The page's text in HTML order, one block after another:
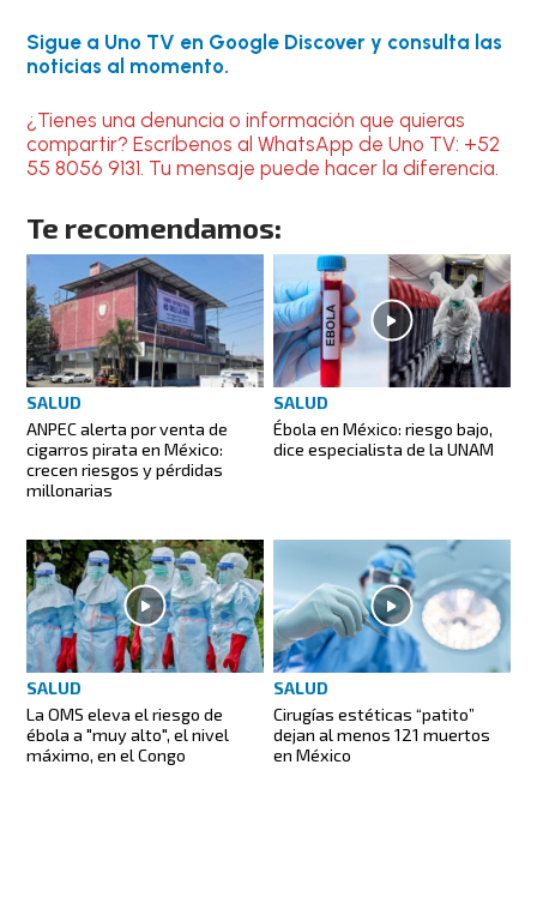
Sigue a Uno TV en Google Discover y consulta las
noticias al momento.
¿Tienes una denuncia o información que quieras
compartir? Escríbenos al WhatsApp de Uno TV: +52
55 8056 9131. Tu mensaje puede hacer la diferencia.
Te recomendamos:
SALUD
ANPEC alerta por venta de
cigarros pirata en México:
crecen riesgos y pérdidas
millonarias
SALUD
Ébola en México: riesgo bajo,
dice especialista de la UNAM
SALUD
La OMS eleva el riesgo de
ébola a "muy alto", el nivel
máximo, en el Congo
SALUD
Cirugías estéticas “patito”
dejan al menos 121 muertos
en México